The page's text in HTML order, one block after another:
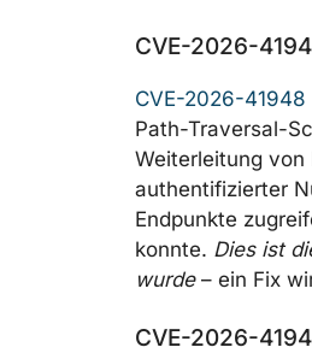
CVE-2026-
CVE-2026-41948
Path-Traversal-
Weiterleitung von
authentifizierter
Endpunkte
konnte. Dies ist
wurde– ein Fix
CVE-2026-